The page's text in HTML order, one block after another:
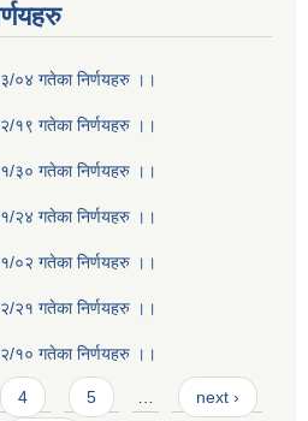
०४ गतेका निर्णयहरु ।।
१९ गतेका निर्णयहरु ।।
३० गतेका निर्णयहरु ।।
२४ गतेका निर्णयहरु ।।
०२ गतेका निर्णयहरु ।।
२१ गतेका निर्णयहरु ।।
१० गतेका निर्णयहरु ।।
4 5 … next ›